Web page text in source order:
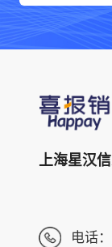
上海星汉
电话：